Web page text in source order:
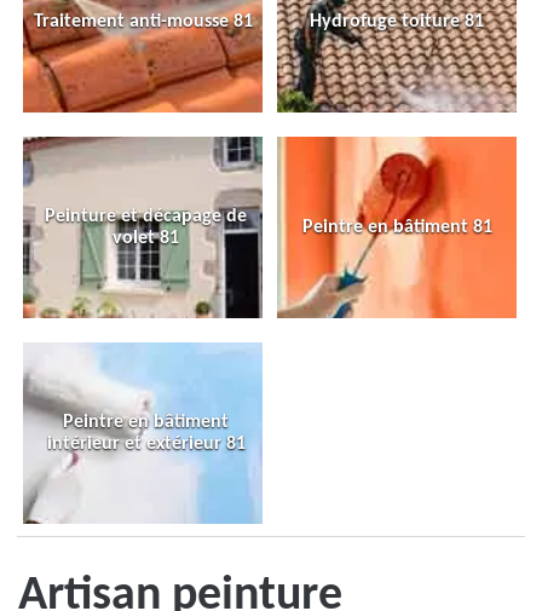
Traitement anti-mousse 81 Hydrofuge toiture 81
Peinture et décapage de
volet 81
Peintre en bâtiment 81
Peintre en bâtiment
intérieur et extérieur 81
Artisan peinture